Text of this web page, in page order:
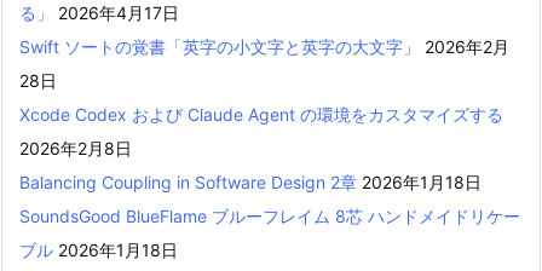
る」
2026年4月17日
Swift ソートの覚書「英字の小文字と英字の大文字」
2026年2月
28日
Xcode Codex および Claude Agent の環境をカスタマイズする
2026年2月8日
Balancing Coupling in Software Design 2章 2026年1月18日
SoundsGood BlueFlame ブルーフレイム 8芯 ハンドメイドリケー
ブル 2026年1月18日